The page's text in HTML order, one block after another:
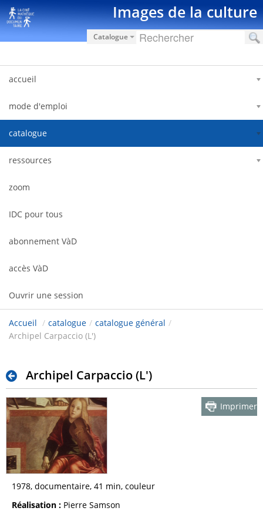
Saut au contenu Images de la culture
Catalogue
accueil
mode d'emploi
catalogue
ressources
zoom
IDC pour tous
abonnement VàD
accès VàD
Ouvrir une session
Accueil / catalogue / catalogue général /
Archipel Carpaccio (L')
Archipel Carpaccio (L')
Imprimer
1978, documentaire, 41 min, couleur
Réalisation : Pierre Samson